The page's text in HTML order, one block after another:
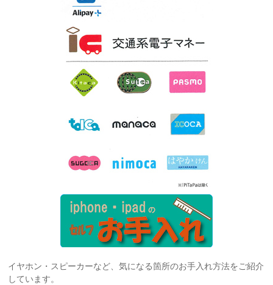
イヤホン・スピーカーなど、気になる箇所のお手入れ方法をご紹介
しています。